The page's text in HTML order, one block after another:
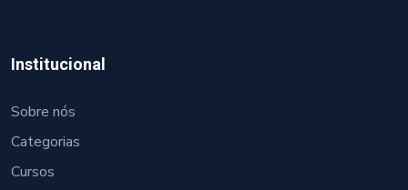
Institucional
Sobre nós
Categorias
Cursos